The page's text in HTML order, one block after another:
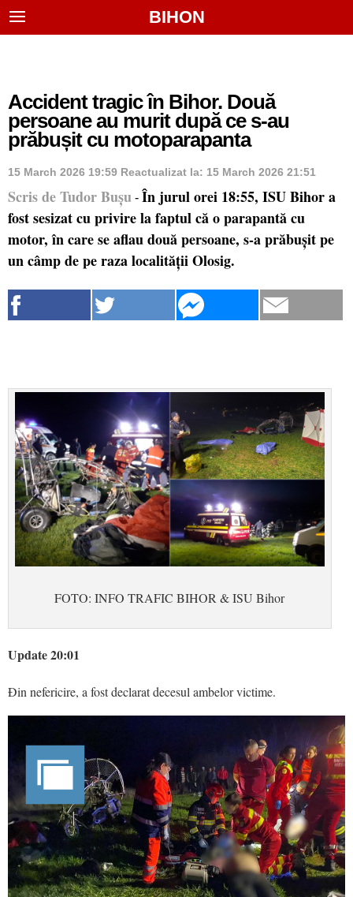
BIHON
Accident tragic în Bihor. Două
persoane au murit după ce s-au
prăbușit cu motoparapanta
15 March 2026 19:59 Reactualizat la: 15 March 2026 21:51
Scris de Tudor Bușu - În jurul orei 18:55, ISU Bihor a
fost sesizat cu privire la faptul că o parapantă cu
motor, în care se aflau două persoane, s-a prăbușit pe
un câmp de pe raza localității Olosig.
FOTO: INFO TRAFIC BIHOR & ISU Bihor
Update 20:01
Ðin nefericire, a fost declarat decesul ambelor victime.